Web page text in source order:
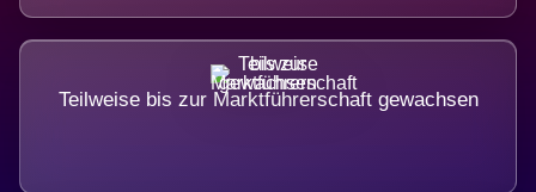
Teilweise bis zur Marktführerschaft gewachsen